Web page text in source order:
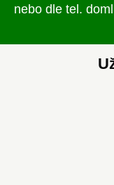
nebo dle tel.